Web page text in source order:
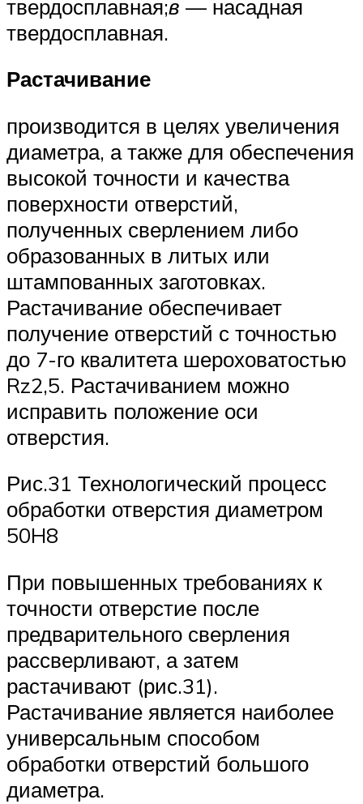
твердосплавная;в — насадная
твердосплавная.
Растачивание
производится в целях увеличения
диаметра, а также для обеспечения
высокой точности и качества
поверхности отверстий,
полученных сверлением либо
образованных в литых или
штампованных заготовках.
Растачивание обеспечивает
получение отверстий с точностью
до 7-го квалитета шероховатостью
Rz2,5. Растачиванием можно
исправить положение оси
отверстия.
Рис.31 Технологический процесс
обработки отверстия диаметром
50H8
При повышенных требованиях к
точности отверстие после
предварительного сверления
рассверливают, а затем
растачивают (рис.31).
Растачивание является наиболее
универсальным способом
обработки отверстий большого
диаметра.